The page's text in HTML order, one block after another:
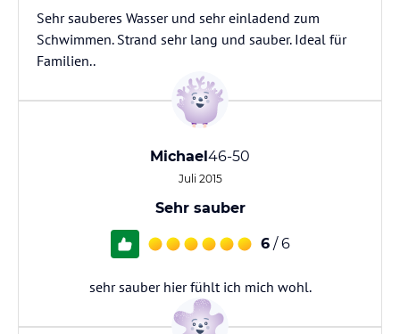
Sehr sauberes Wasser und sehr einladend zum
Schwimmen. Strand sehr lang und sauber. Ideal für
Familien..
Michael46-50
Juli 2015
Sehr sauber
6 / 6
sehr sauber hier fühlt ich mich wohl.